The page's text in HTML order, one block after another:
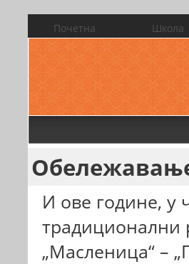
Почетна Школа
И ове године, у
традиционални
„Масленица“ –